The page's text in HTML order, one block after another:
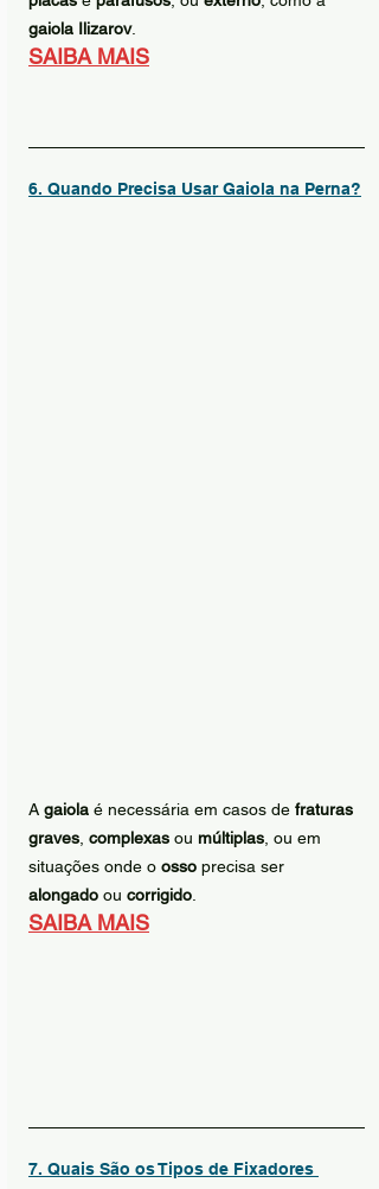
gaiola Ilizarov.
SAIBA MAIS
6. Quando Precisa Usar Gaiola na Perna?
A gaiola é necessária em casos de fraturas
graves complexas ou múltiplas , ou em
situações onde o osso precisa ser
alongado ou corrigido
SAIBA MAIS
7. Quais São os Tipos de Fixadores